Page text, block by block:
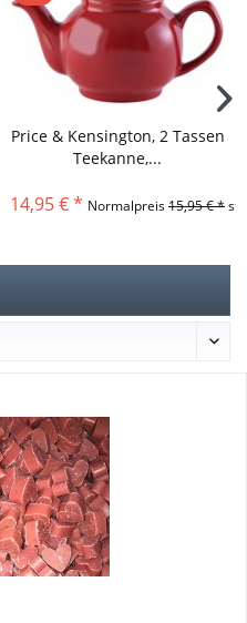
Price & Kensington, 2 Tassen
Teekanne,...
14,95 € * Normalpreis15,95 € *